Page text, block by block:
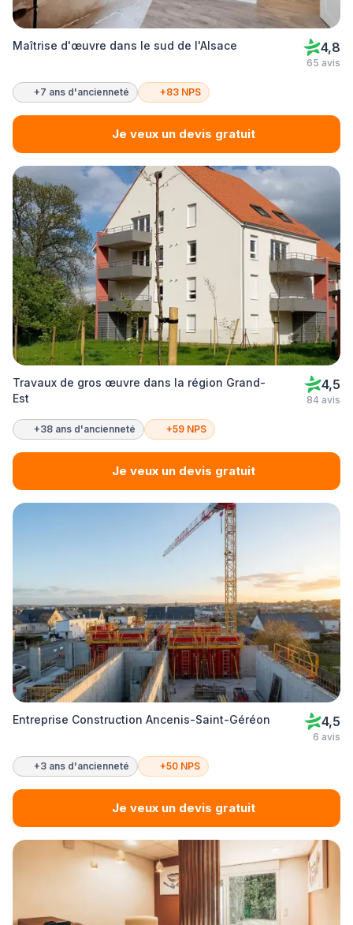
Maîtrise d'œuvre dans le sud de l'Alsace 4,8
65 avis
+7 ans d'ancienneté +83 NPS
Je veux un devis gratuit
Travaux de gros œuvre dans la région Grand-
Est
4,5
84 avis
+38 ans d'ancienneté +59 NPS
Je veux un devis gratuit
Entreprise Construction Ancenis-Saint-Géréon 4,5
6 avis
+3 ans d'ancienneté +50 NPS
Je veux un devis gratuit